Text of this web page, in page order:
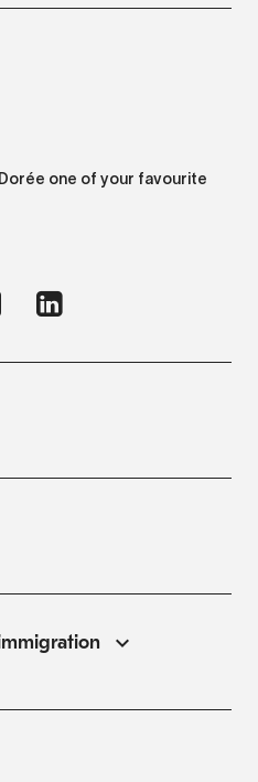
one of your favourite